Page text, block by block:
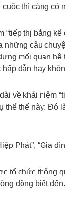
thì càng có
“tiếp thị bằng
những câu
mối quan
hấp dẫn hay
về khái niệm
thể thế này: Đó
Phát”, “Gia
tổ chức thông
đồng biết